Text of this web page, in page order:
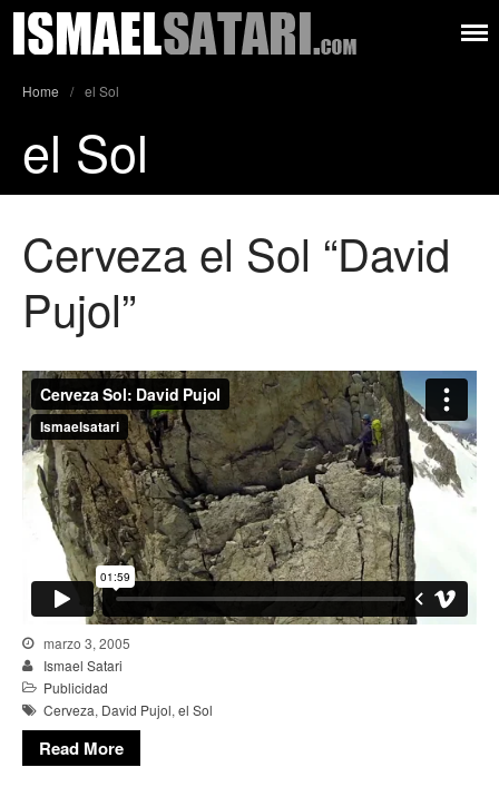
Contacto
Home / el Sol
el Sol
Cerveza el Sol “David
Pujol”
marzo 3, 2005
Ismael Satari
Publicidad
Cerveza, David Pujol,el Sol
Read More